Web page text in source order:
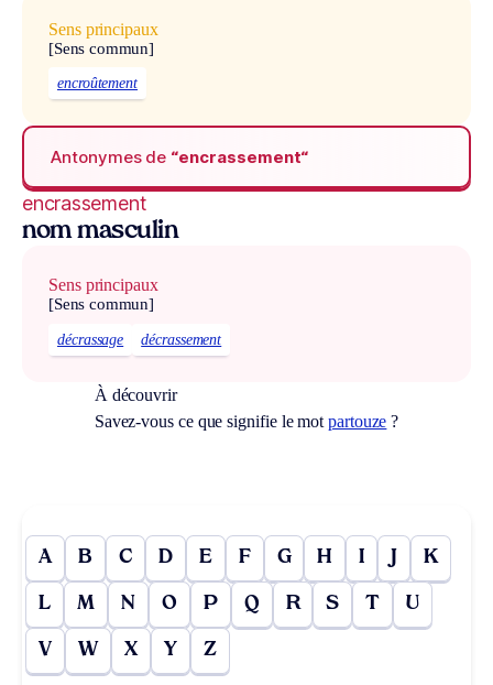
Sens principaux
[Sens commun]
encroûtement
Antonymes de “encrassement“
encrassement
nom masculin
Sens principaux
[Sens commun]
décrassage décrassement
À découvrir
Savez-vous ce que signifie le motpartouze ?
A B C D E F G H I J K
L M N O P Q R S T U
V W X Y Z